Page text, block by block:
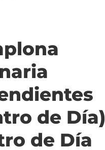
de Día)
de Día